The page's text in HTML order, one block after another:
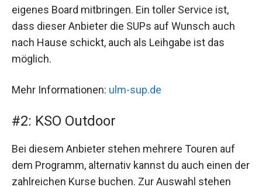
eigenes Board mitbringen. Ein toller Service ist,
dass dieser Anbieter die SUPs auf Wunsch auch
nach Hause schickt, auch als Leihgabe ist das
möglich.
Mehr Informationen: ulm-sup.de
#2: KSO Outdoor
Bei diesem Anbieter stehen mehrere Touren auf
dem Programm, alternativ kannst du auch einen der
zahlreichen Kurse buchen. Zur Auswahl stehen